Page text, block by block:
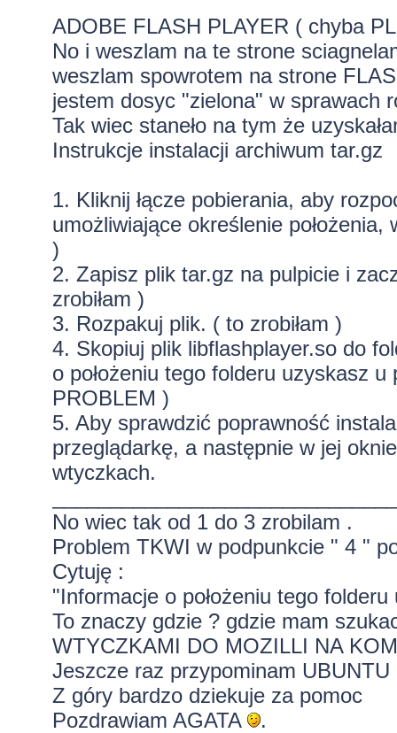
ADOBE FLASH PLAYER ( chyba
No i weszlam na te strone
weszlam spowrotem na strone
jestem dosyc "zielona" w sprawach
Tak wiec staneło na tym że
Instrukcje instalacji archiwum tar.gz
1. Kliknij łącze pobierania, aby
umożliwiające określenie
)
2. Zapisz plik tar.gz na pulpicie i
zrobiłam )
3. Rozpakuj plik. ( to zrobiłam )
4. Skopiuj plik libflashplayer.so do
o położeniu tego folderu uzyskasz
PROBLEM )
5. Aby sprawdzić poprawność
przeglądarkę, a następnie w jej
wtyczkach.
No wiec tak od 1 do 3 zrobilam .
Problem TKWI w podpunkcie " 4 "
Cytuję :
"Informacje o położeniu tego
To znaczy gdzie ? gdzie mam
WTYCZKAMI DO MOZILLI NA
Jeszcze raz przypominam
Z góry bardzo dziekuje za pomoc
Pozdrawiam AGATA
.